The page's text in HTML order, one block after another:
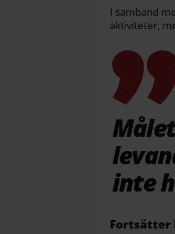
I samband
aktiviteter,
inte
Fortsätter